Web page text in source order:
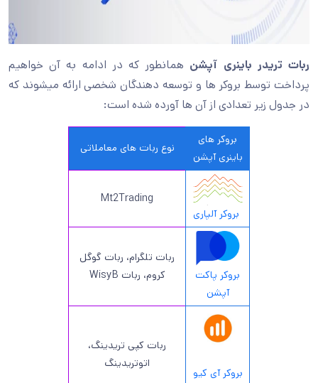
ربات تریدر باینری آپشن همانطور که در ادامه به آن خواهیم
پرداخت توسط بروکر ها و توسعه دهندگان شخصی ارائه میشوند که
در جدول زیر تعدادی از آن ها آورده شده است:
بروکر های
باینری آپشن
نوع ربات های معاملاتی
بروکر آلپاری
Mt2Trading
بروکر پاکت
آپشن
ربات تلگرام، ربات گوگل
کروم، ربات WisyB
بروکر آی کیو
ربات کپی تریدینگ،
اتوتریدینگ